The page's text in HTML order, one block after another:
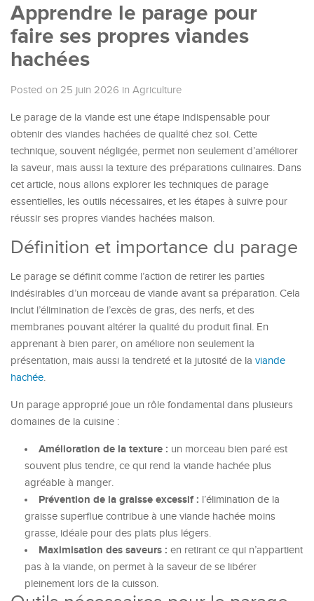
Apprendre le parage pour
faire ses propres viandes
hachées
Posted on 25 juin 2026 in Agriculture
Le parage de la viande est une étape indispensable pour
obtenir des viandes hachées de qualité chez soi. Cette
technique, souvent négligée, permet non seulement d’améliorer
la saveur, mais aussi la texture des préparations culinaires. Dans
cet article, nous allons explorer les techniques de parage
essentielles, les outils nécessaires, et les étapes à suivre pour
réussir ses propres viandes hachées maison.
Définition et importance du parage
Le parage se définit comme l’action de retirer les parties
indésirables d’un morceau de viande avant sa préparation. Cela
inclut l’élimination de l’excès de gras, des nerfs, et des
membranes pouvant altérer la qualité du produit final. En
apprenant à bien parer, on améliore non seulement la
présentation, mais aussi la tendreté et la jutosité de la viande
hachée.
Un parage approprié joue un rôle fondamental dans plusieurs
domaines de la cuisine :
Amélioration de la texture : un morceau bien paré est
souvent plus tendre, ce qui rend la viande hachée plus
agréable à manger.
Prévention de la graisse excessif : l’élimination de la
graisse superflue contribue à une viande hachée moins
grasse, idéale pour des plats plus légers.
Maximisation des saveurs : en retirant ce qui n’appartient
pas à la viande, on permet à la saveur de se libérer
pleinement lors de la cuisson.